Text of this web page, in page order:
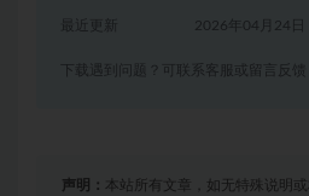
2026年04月24日
下载遇到问题？可联系客服或留言反馈
声明： 本站所有文章，如无特殊说明